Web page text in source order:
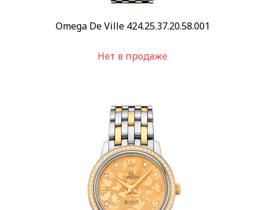
Omega De Ville 424.25.37.20.58.001
Нет в продаже